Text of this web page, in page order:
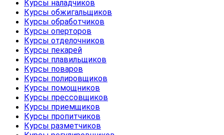
Курсы наладчиков
Курсы обжигальщиков
Курсы обработчиков
Курсы оперторов
Курсы отделочников
Курсы пекарей
Курсы плавильщиков
Курсы поваров
Курсы полировщиков
Курсы помощников
Курсы прессовщиков
Курсы приемщиков
Курсы пропитчиков
Курсы разметчиков